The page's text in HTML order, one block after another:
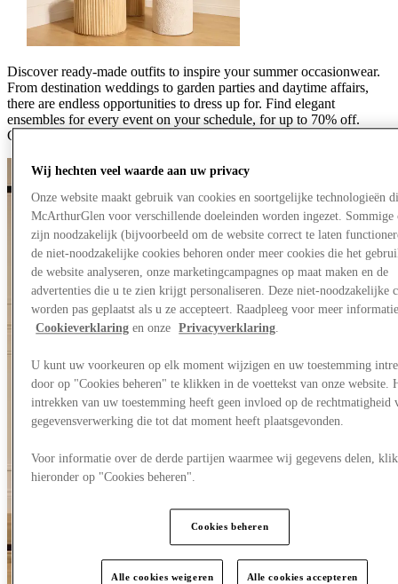
Discover ready-made outfits to inspire your summer occasionwear.
From destination weddings to garden parties and daytime affairs,
there are endless opportunities to dress up for. Find elegant
ensembles for every event on your schedule, for up to 70% off.
Come for the latest styles, stay for the standout offers.
Wij hechten veel waarde aan uw privacy
Onze website maakt gebruik van cookies en soortgelijke technologieën
McArthurGlen voor verschillende doeleinden worden ingezet. Sommige
zijn noodzakelijk (bijvoorbeeld om de website correct te laten
de niet-noodzakelijke cookies behoren onder meer cookies die het
de website analyseren, onze marketingcampagnes op maat maken en de
advertenties die u te zien krijgt personaliseren. Deze niet-noodzakelijke
worden pas geplaatst als u ze accepteert. Raadpleeg voor meer
Cookieverklaring en onze Privacyverklaring.
U kunt uw voorkeuren op elk moment wijzigen en uw toestemming
door op "Cookies beheren" te klikken in de voettekst van onze website.
intrekken van uw toestemming heeft geen invloed op de rechtmatigheid
gegevensverwerking die tot dat moment heeft plaatsgevonden.
Voor informatie over de derde partijen waarmee wij gegevens delen,
hieronder op "Cookies beheren".
Cookies beheren
Alle cookies weigeren Alle cookies accepteren